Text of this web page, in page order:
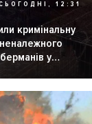
12:31
кримінальну
у